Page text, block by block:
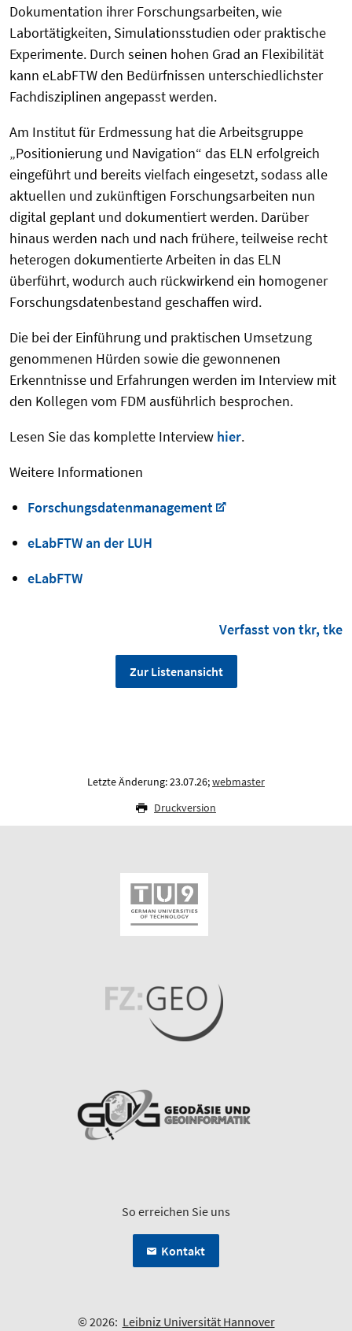
Dokumentation ihrer Forschungsarbeiten, wie
Labortätigkeiten, Simulationsstudien oder praktische
Experimente. Durch seinen hohen Grad an Flexibilität
kann eLabFTW den Bedürfnissen unterschiedlichster
Fachdisziplinen angepasst werden.
Am Institut für Erdmessung hat die Arbeitsgruppe
„Positionierung und Navigation“ das ELN erfolgreich
eingeführt und bereits vielfach eingesetzt, sodass alle
aktuellen und zukünftigen Forschungsarbeiten nun
digital geplant und dokumentiert werden. Darüber
hinaus werden nach und nach frühere, teilweise recht
heterogen dokumentierte Arbeiten in das ELN
überführt, wodurch auch rückwirkend ein homogener
Forschungsdatenbestand geschaffen wird.
Die bei der Einführung und praktischen Umsetzung
genommenen Hürden sowie die gewonnenen
Erkenntnisse und Erfahrungen werden im Interview mit
den Kollegen vom FDM ausführlich besprochen.
Lesen Sie das komplette Interview hier.
Weitere Informationen
Forschungsdatenmanagement
eLabFTW an der LUH
eLabFTW
Verfasst von tkr, tke
Zur Listenansicht
Letzte Änderung: 23.07.26;webmaster
Druckversion
So erreichen Sie uns
Kontakt
© 2026: Leibniz Universität Hannover